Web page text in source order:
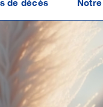
de décès